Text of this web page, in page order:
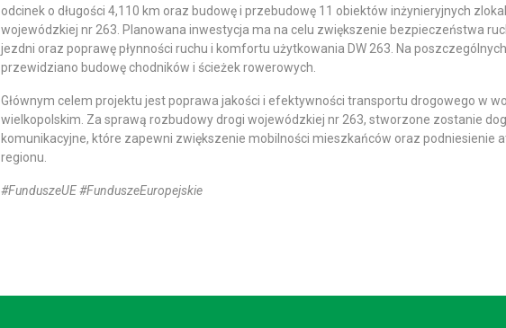
odcinek o długości 4,110 km oraz budowę i przebudowę 11 obiektów inżynieryjnych
wojewódzkiej nr 263. Planowana inwestycja ma na celu zwiększenie bezpieczeństwa
jezdni oraz poprawę płynności ruchu i komfortu użytkowania DW 263. Na
przewidziano budowę chodników i ścieżek rowerowych.
Głównym celem projektu jest poprawa jakości i efektywności transportu drogowego w
wielkopolskim. Za sprawą rozbudowy drogi wojewódzkiej nr 263, stworzone zostanie
komunikacyjne, które zapewni zwiększenie mobilności mieszkańców oraz podniesienie
regionu.
#FunduszeUE #FunduszeEuropejskie